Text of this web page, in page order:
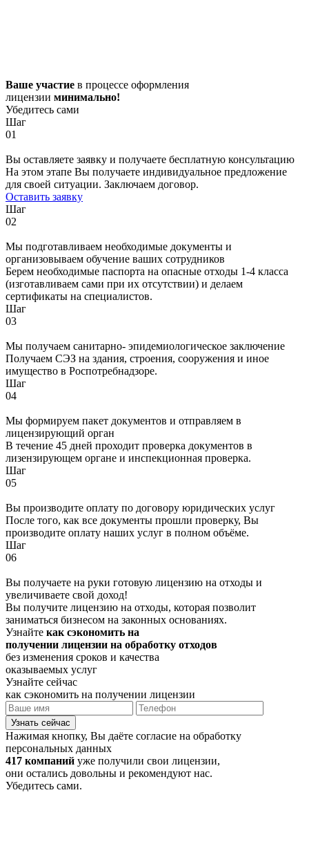
Ваше участие в процессе оформления
лицензии минимально!
Убедитесь сами
Шаг
01
Вы оставляете заявку и получаете бесплатную консультацию
На этом этапе Вы получаете индивидуальное предложение
для своей ситуации. Заключаем договор.
Оставить заявку
Шаг
02
Мы подготавливаем необходимые документы и
организовываем обучение ваших сотрудников
Берем необходимые паспорта на опасные отходы 1-4 класса
(изготавливаем сами при их отсутствии) и делаем
сертификаты на специалистов.
Шаг
03
Мы получаем санитарно- эпидемиологическое заключение
Получаем СЭЗ на здания, строения, сооружения и иное
имущество в Роспотребнадзоре.
Шаг
04
Мы формируем пакет документов и отправляем в
лицензирующий орган
В течение 45 дней проходит проверка документов в
лизензирующем органе и инспекционная проверка.
Шаг
05
Вы производите оплату по договору юридических услуг
После того, как все документы прошли проверку, Вы
производите оплату наших услуг в полном объёме.
Шаг
06
Вы получаете на руки готовую лицензию на отходы и
увеличиваете свой доход!
Вы получите лицензию на отходы, которая позволит
заниматься бизнесом на законных основаниях.
Узнайте как сэкономить на
получении лицензии на обработку отходов
без изменения сроков и качества
оказываемых услуг
Узнайте сейчас
как сэкономить на получении лицензии
Узнать сейчас
Нажимая кнопку, Вы даёте согласие на обработку
персональных данных
417 компаний уже получили свои лицензии,
они остались довольны и рекомендуют нас.
Убедитесь сами.